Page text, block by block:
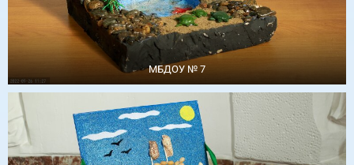
МБДОУ № 7